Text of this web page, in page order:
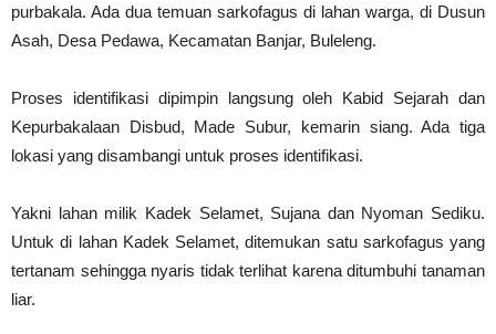
purbakala. Ada dua temuan sarkofagus di lahan warga, di Dusun
Asah, Desa Pedawa, Kecamatan Banjar, Buleleng.
Proses identifikasi dipimpin langsung oleh Kabid Sejarah dan
Kepurbakalaan Disbud, Made Subur, kemarin siang. Ada tiga
lokasi yang disambangi untuk proses identifikasi.
Yakni lahan milik Kadek Selamet, Sujana dan Nyoman Sediku.
Untuk di lahan Kadek Selamet, ditemukan satu sarkofagus yang
tertanam sehingga nyaris tidak terlihat karena ditumbuhi tanaman
liar.